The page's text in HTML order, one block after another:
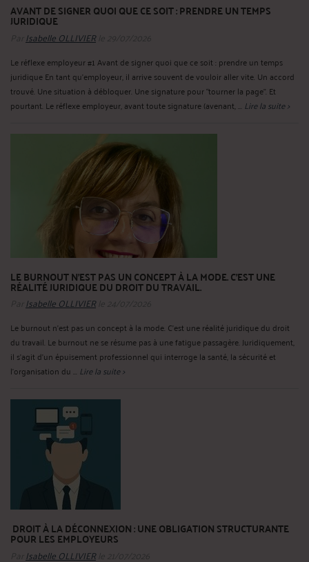
AVANT DE SIGNER QUOI QUE CE SOIT : PRENDRE UN TEMPS
JURIDIQUE
Isabelle OLLIVIERle 29/07/2026
Le réflexe employeur #1 Avant de signer quoi que ce soit : prendre un temps
juridique En tant qu’employeur, il arrive souvent de vouloir aller vite. Un accord
trouvé. Une situation à débloquer. Une signature pour “tourner la page”. Et
pourtant. Le réflexe employeur, avant toute signature (avenant, ... Lire la suite >
LE BURNOUT N’EST PAS UN CONCEPT À LA MODE. C’EST UNE
RÉALITÉ JURIDIQUE DU DROIT DU TRAVAIL.
Isabelle OLLIVIERle 24/07/2026
Le burnout n’est pas un concept à la mode. C’est une réalité juridique du droit
du travail. Le burnout ne se résume pas à une fatigue passagère. Juridiquement,
il s’agit d’un épuisement professionnel qui interroge la santé, la sécurité et
l’organisation du ... Lire la suite >
DROIT À LA DÉCONNEXION : UNE OBLIGATION STRUCTURANTE
POUR LES EMPLOYEURS
Isabelle OLLIVIERle 21/07/2026